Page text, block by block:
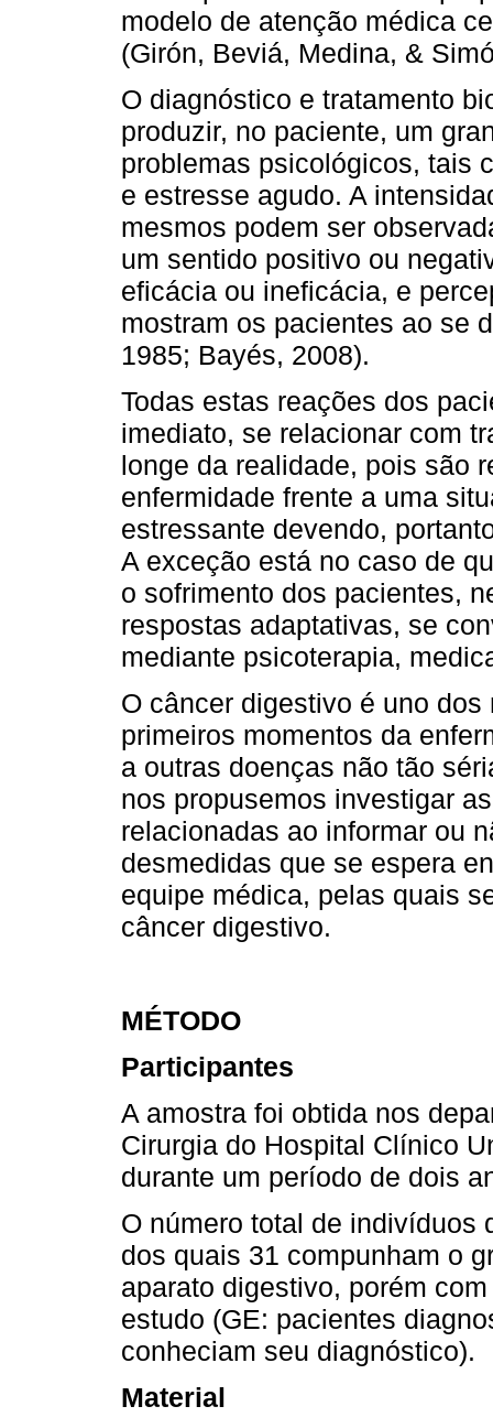
modelo de atenção médica
(Girón, Beviá, Medina, &
O diagnóstico e tratamento
produzir, no paciente, um
problemas psicológicos, tais
e estresse agudo. A
mesmos podem ser
um sentido positivo ou
eficácia ou ineficácia, e
mostram os pacientes ao se
1985; Bayés, 2008).
Todas estas reações dos
imediato, se relacionar com
longe da realidade, pois são
enfermidade frente a uma
estressante devendo,
A exceção está no caso de
o sofrimento dos pacientes,
respostas adaptativas, se
mediante psicoterapia,
O câncer digestivo é uno
primeiros momentos da
a outras doenças não tão
nos propusemos investigar
relacionadas ao informar ou
desmedidas que se espera
equipe médica, pelas quais
câncer digestivo.
MÉTODO
Participantes
A amostra foi obtida nos
Cirurgia do Hospital Clínico
durante um período de dois
O número total de indivíduos
dos quais 31 compunham o
aparato digestivo, porém
estudo (GE: pacientes
conheciam seu diagnóstico).
Material